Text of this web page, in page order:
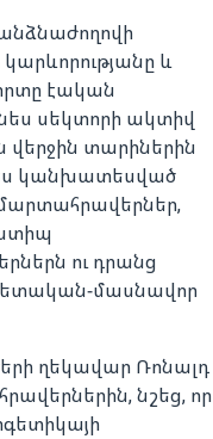
և
էական
սեկտորի ակտիվ
վերջին տարիներին
կանխատեսված
մարտահրավերներ,
ու դրանց
մասնավոր
ղեկավար Ռոնալդ
նշեց, որ